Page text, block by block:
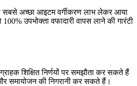
सबसे अच्छा आइटम वर्गीकरण लाभ लेकर आया
उपभोक्ता वफादारी वापस लाने की गारंटी
शिक्षित निर्णयों पर समझौता कर सकते हैं
की निगरानी कर सकते हैं।